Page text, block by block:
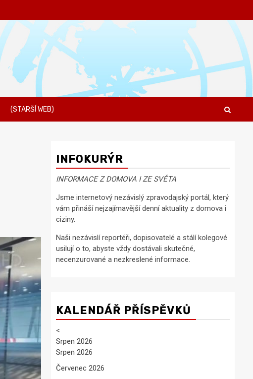
(STARŠÍ WEB)
INFOKURÝR
INFORMACE Z DOMOVA I ZE SVĚTA
Jsme internetový nezávislý zpravodajský portál, který
vám přináší nejzajímavější denní aktuality z domova i
ciziny.
Naši nezávislí reportéři, dopisovatelé a stálí kolegové
usilují o to, abyste vždy dostávali skutečné,
necenzurované a nezkreslené informace.
KALENDÁŘ PŘÍSPĚVKŮ
<
Srpen 2026
Srpen 2026
Červenec 2026